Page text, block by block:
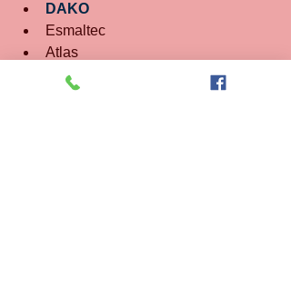
DAKO
Esmaltec
Atlas
entre outras